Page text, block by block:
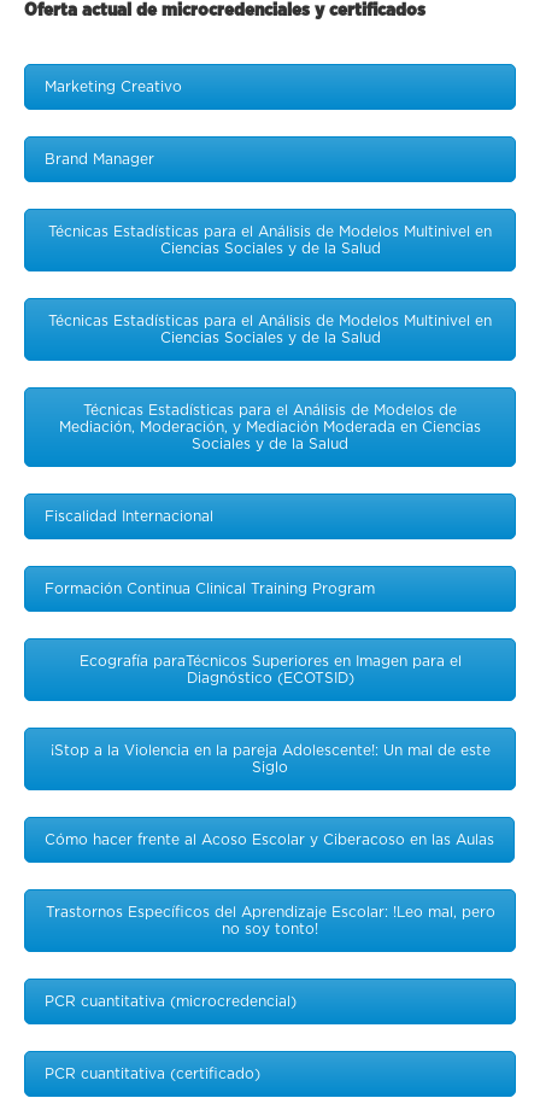
Oferta actual de microcredenciales y certificados
Marketing Creativo
Brand Manager
Técnicas Estadísticas para el Análisis de Modelos Multinivel en
Ciencias Sociales y de la Salud
Técnicas Estadísticas para el Análisis de Modelos Multinivel en
Ciencias Sociales y de la Salud
Técnicas Estadísticas para el Análisis de Modelos de
Mediación, Moderación, y Mediación Moderada en Ciencias
Sociales y de la Salud
Fiscalidad Internacional
Formación Continua Clinical Training Program
Ecografía paraTécnicos Superiores en Imagen para el
Diagnóstico (ECOTSID)
¡Stop a la Violencia en la pareja Adolescente!: Un mal de este
Siglo
Cómo hacer frente al Acoso Escolar y Ciberacoso en las Aulas
Trastornos Específicos del Aprendizaje Escolar: !Leo mal, pero
no soy tonto!
PCR cuantitativa (microcredencial)
PCR cuantitativa (certificado)